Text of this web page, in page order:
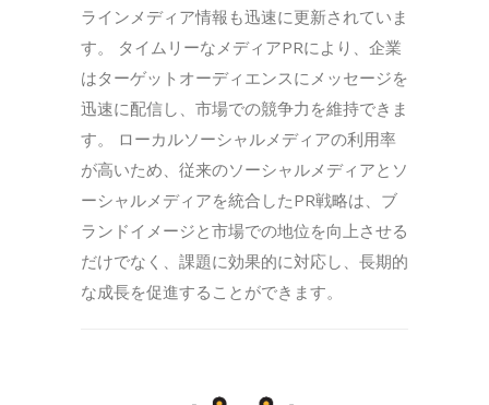
ラインメディア情報も迅速に更新されていま
す。 タイムリーなメディアPRにより、企業
はターゲットオーディエンスにメッセージを
迅速に配信し、市場での競争力を維持できま
す。 ローカルソーシャルメディアの利用率
が高いため、従来のソーシャルメディアとソ
ーシャルメディアを統合したPR戦略は、ブ
ランドイメージと市場での地位を向上させる
だけでなく、課題に効果的に対応し、長期的
な成長を促進することができます。